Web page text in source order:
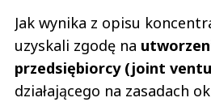
Jak wynika z opisu
uzyskali zgodę na
przedsiębiorcy (joint
działającego na zasadach